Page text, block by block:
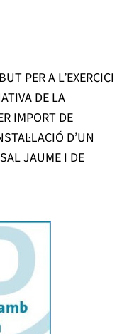
PER A L’EXERCICI
DE LA
IMPORT DE
D’UN
JAUME I DE